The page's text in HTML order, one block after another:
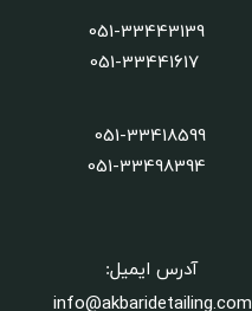
آدرس ایمیل:
info@akbaridetailing.com
051-33443139
051-33441617
051-33418599
​​​​​​​051-33498394